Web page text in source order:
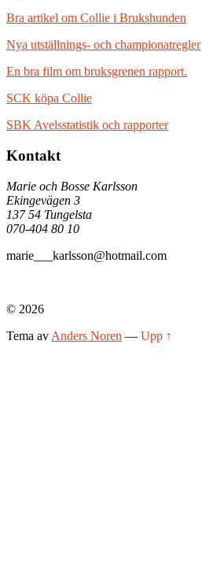
Bra artikel om Collie i Brukshunden
Nya utställnings- och championatregler
En bra film om bruksgrenen rapport.
SCK köpa Collie
SBK Avelsstatistik och rapporter
Kontakt
Marie och Bosse Karlsson
Ekingevägen 3
137 54 Tungelsta
070-404 80 10
marie___karlsson@hotmail.com
© 2026
Tema av Anders Noren — Upp ↑